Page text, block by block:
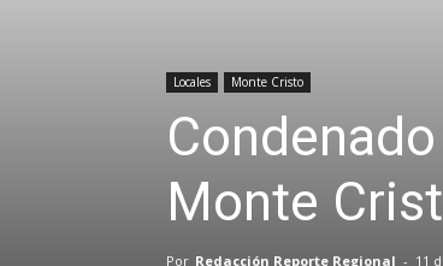
Locales Monte Cristo
Monte
Por Redacción Reporte Regional - 11